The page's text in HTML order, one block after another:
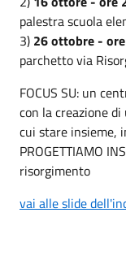
palestra scuola
3) 26 ottobre -
parchetto via
FOCUS SU: un
con la creazione
cui stare insieme,
PROGETTIAMO
risorgimento
vai alle slide